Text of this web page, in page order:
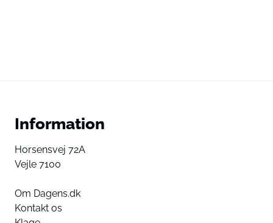
Information
Horsensvej 72A
Vejle 7100
Om Dagens.dk
Kontakt os